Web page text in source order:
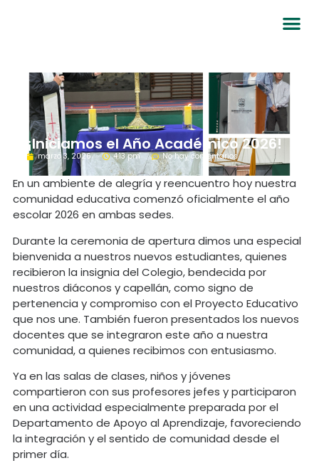
¡Iniciamos el Año Académico 2026!
marzo 3, 2026 4:13 pm No hay comentarios
En un ambiente de alegría y reencuentro hoy nuestra
comunidad educativa comenzó oficialmente el año
escolar 2026 en ambas sedes.
Durante la ceremonia de apertura dimos una especial
bienvenida a nuestros nuevos estudiantes, quienes
recibieron la insignia del Colegio, bendecida por
nuestros diáconos y capellán, como signo de
pertenencia y compromiso con el Proyecto Educativo
que nos une. También fueron presentados los nuevos
docentes que se integraron este año a nuestra
comunidad, a quienes recibimos con entusiasmo.
Ya en las salas de clases, niños y jóvenes
compartieron con sus profesores jefes y participaron
en una actividad especialmente preparada por el
Departamento de Apoyo al Aprendizaje, favoreciendo
la integración y el sentido de comunidad desde el
primer día.